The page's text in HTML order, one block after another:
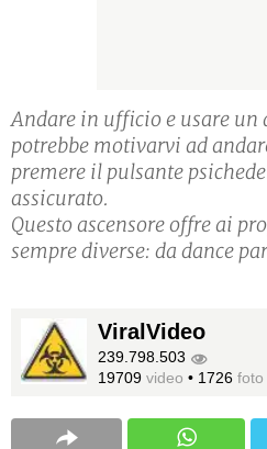
Andare in ufficio e usare un
potrebbe motivarvi ad
premere il pulsante
assicurato.
Questo ascensore offre ai
sempre diverse: da dance
ViralVideo
239.798.503
19709 video • 1726 foto